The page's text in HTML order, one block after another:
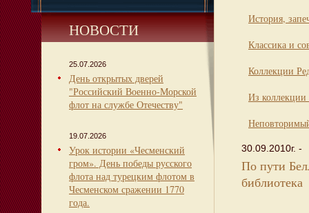
НОВОСТИ
25.07.2026
День открытых дверей
"Российский Военно-Морской
флот на службе Отечеству"
19.07.2026
Урок истории «Чесменский
гром». День победы русского
флота над турецким флотом в
Чесменском сражении 1770
года.
История,
Классика и
Коллекции
Из
30.09.2010г. -
По пути
библиотека